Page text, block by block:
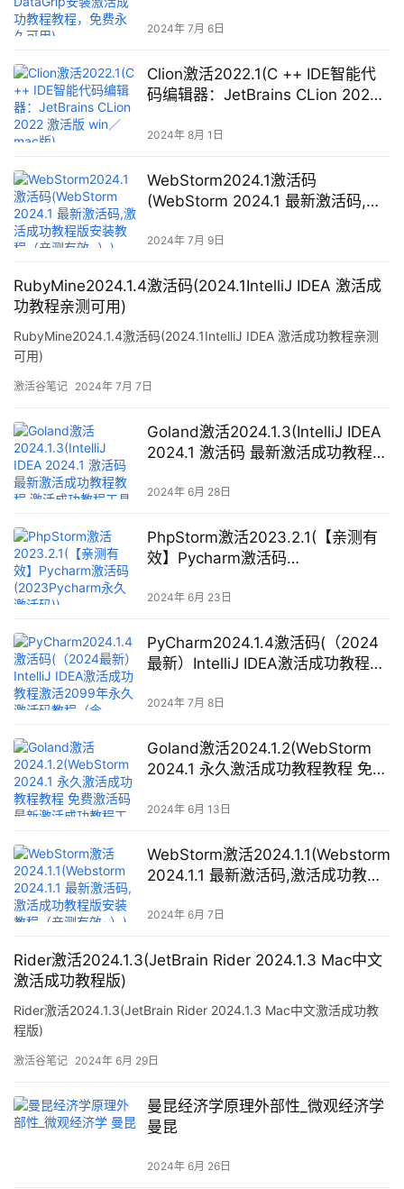
2024年 7月 6日
Clion激活2022.1(C ++ IDE智能代
码编辑器：JetBrains CLion 2022
2024年 8月 1日
WebStorm2024.1激活码
(WebStorm 2024.1 最新激活码,激
~）)
2024年 7月 9日
RubyMine2024.1.4激活码(2024.1IntelliJ IDEA 激活成
功教程亲测可用)
RubyMine2024.1.4激活码(2024.1IntelliJ IDEA 激活成功教程亲测
可用)
激活谷笔记 2024年 7月 7日
Goland激活2024.1.3(IntelliJ IDEA
2024.1 激活码 最新激活成功教程教
教程教程（支持Mac／Linux）亲测)
2024年 6月 28日
PhpStorm激活2023.2.1(【亲测有
效】Pycharm激活码
2024年 6月 23日
PyCharm2024.1.4激活码(（2024
最新）IntelliJ IDEA激活成功教程激
win+mac）)
2024年 7月 8日
Goland激活2024.1.2(WebStorm
2024.1 永久激活成功教程教程 免费
可用)
2024年 6月 13日
WebStorm激活2024.1.1(Webstorm
2024.1.1 最新激活码,激活成功教程
2024年 6月 7日
Rider激活2024.1.3(JetBrain Rider 2024.1.3 Mac中文
激活成功教程版)
Rider激活2024.1.3(JetBrain Rider 2024.1.3 Mac中文激活成功教
程版)
激活谷笔记 2024年 6月 29日
曼昆经济学原理外部性_微观经济学
曼昆
2024年 6月 26日